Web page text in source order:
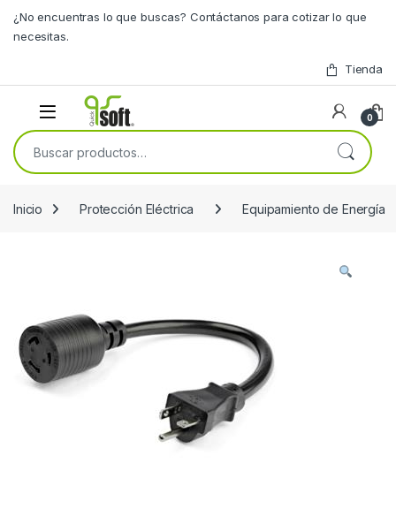
¿No encuentras lo que buscas? Contáctanos para cotizar lo que
necesitas.
Tienda
0
Buscar por:
Inicio Protección Eléctrica Equipamiento de Energía